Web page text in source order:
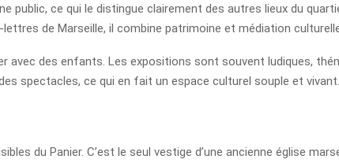
public, ce qui le distingue clairement des autres lieux du
de Marseille, il combine patrimoine et médiation
avec des enfants. Les expositions sont souvent ludiques,
spectacles, ce qui en fait un espace culturel souple et vivant.
du Panier. C’est le seul vestige d’une ancienne église